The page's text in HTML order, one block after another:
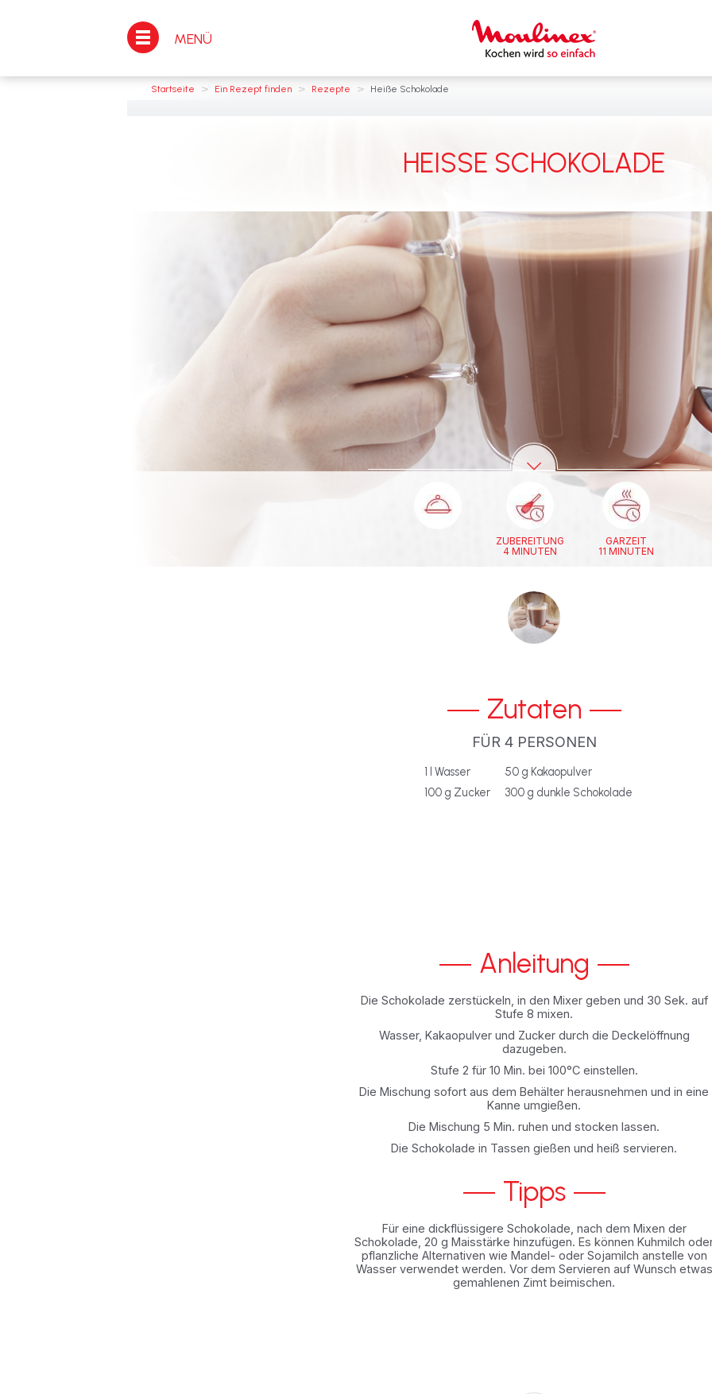
MENÜ
Startseite > Ein Rezept finden > Rezepte > Heiße Schokolade
HEISSE SCHOKOLADE
ZUBEREITUNG
4 MINUTEN
GARZEIT
11 MINUTEN
Zutaten
FÜR 4 PERSONEN
1 l Wasser
100 g Zucker
50 g Kakaopulver
300 g dunkle Schokolade
Anleitung
Die Schokolade zerstückeln, in den Mixer geben und 30 Sek. auf
Stufe 8 mixen.
Wasser, Kakaopulver und Zucker durch die Deckelöffnung
dazugeben.
Stufe 2 für 10 Min. bei 100°C einstellen.
Die Mischung sofort aus dem Behälter herausnehmen und in eine
Kanne umgießen.
Die Mischung 5 Min. ruhen und stocken lassen.
Die Schokolade in Tassen gießen und heiß servieren.
Tipps
Für eine dickflüssigere Schokolade, nach dem Mixen der
Schokolade, 20 g Maisstärke hinzufügen. Es können Kuhmilch
pflanzliche Alternativen wie Mandel- oder Sojamilch anstelle von
Wasser verwendet werden. Vor dem Servieren auf Wunsch etwas
gemahlenen Zimt beimischen.